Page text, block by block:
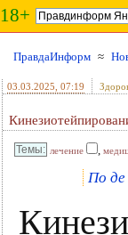
18+
ПравдаИнформ ≈
03.03.2025 , 07:19
лечение ,
По де